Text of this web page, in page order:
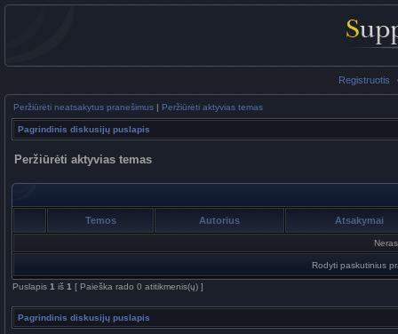
Registruotis
Peržiūrėti neatsakytus pranešimus | Peržiūrėti aktyvias temas
Pagrindinis diskusijų puslapis
Peržiūrėti aktyvias temas
Temos Autorius Atsakymai
Rodyti paskutinius
Puslapis 1 iš 1 [ Paieška rado 0 atitikmenis(ų) ]
Pagrindinis diskusijų puslapis